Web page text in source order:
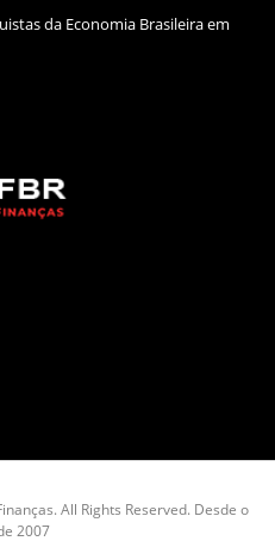
da Economia Brasileira em
All Rights Reserved. Desde o
2007